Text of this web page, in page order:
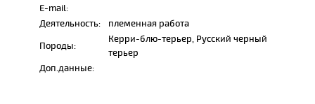
E-mail:
Деятельность:
племенная работа
Породы:
Керри-блю-терьер, Русский черный
терьер
Доп.данные: